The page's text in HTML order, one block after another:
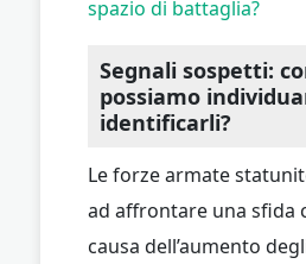
spazio di battaglia?
Segnali sospetti:
possiamo
identificarli?
Le forze armate
ad affrontare una sfida
causa dell’aumento